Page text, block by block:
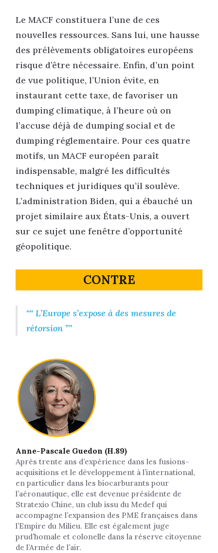
Le MACF constituera l’une de ces
nouvelles ressources. Sans lui, une hausse
des prélèvements obligatoires européens
risque d’être nécessaire. Enfin, d’un point
de vue politique, l’Union évite, en
instaurant cette taxe, de favoriser un
dumping climatique, à l’heure où on
l’accuse déjà de dumping social et de
dumping réglementaire. Pour ces quatre
motifs, un MACF européen paraît
indispensable, malgré les difficultés
techniques et juridiques qu’il soulève.
L’administration Biden, qui a ébauché un
projet similaire aux États-Unis, a ouvert
sur ce sujet une fenêtre d’opportunité
géopolitique.
CONTRE
“ L’Europe s’expose à des mesures de
rétorsion ”
Anne-Pascale Guedon (H.89)
Après trente ans d’expérience dans les fusions-
acquisitions et le développement à l’international,
en particulier dans les biocarburants pour
l’aéronautique, elle est devenue présidente de
Stratexio Chine, un club issu du Medef qui
accompagne l’expansion des PME françaises dans
l’Empire du Milieu. Elle est également juge
prud’homale et colonelle dans la réserve citoyenne
de l’Armée de l’air.